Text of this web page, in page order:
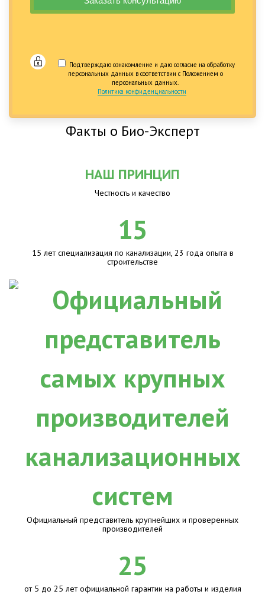
Подтверждаю ознакомление и даю согласие на обработку
персональных данных в соответствии с Положением о
персональных данных.
Политика конфиденциальности
Факты о Био-Эксперт
НАШ ПРИНЦИП
Честность и качество
15
15 лет специализация по канализации, 23 года опыта в
строительстве
Официальный представитель крупнейших и проверенных
производителей
25
от 5 до 25 лет официальной гарантии на работы и изделия